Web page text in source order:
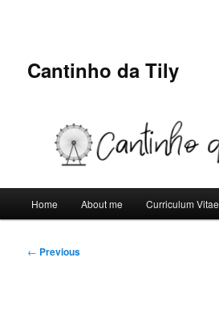
Cantinho da Tily
Home About me Curriculum Vitae
Post
← Previous